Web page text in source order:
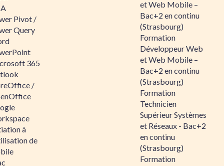
Pivot /
Query
365
/
à
de
et Web Mobile –
Bac+2 en continu
(Strasbourg)
Formation
Développeur Web
et Web Mobile –
Bac+2 en continu
(Strasbourg)
Formation
Technicien
Supérieur Systèmes
et Réseaux - Bac+2
en continu
(Strasbourg)
Formation